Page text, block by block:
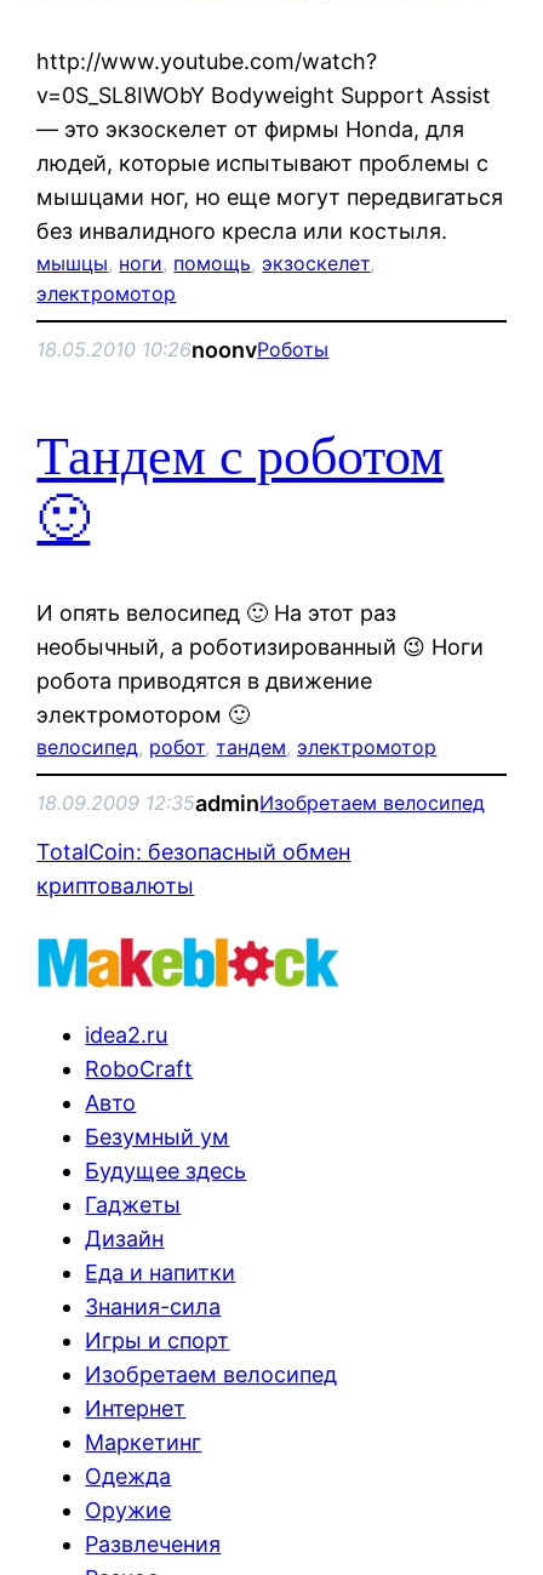
http://www.youtube.com/watch?
v=0S_SL8IWObY Bodyweight Support Assist
— это экзоскелет от фирмы Honda, для
людей, которые испытывают проблемы с
мышцами ног, но еще могут передвигаться
без инвалидного кресла или костыля.
мышцы, ноги, помощь, экзоскелет
электромотор
18.05.2010 10:26noonvРоботы
Тандем с роботом
🙂
И опять велосипед 🙂 На этот раз
необычный, а роботизированный 😉 Ноги
робота приводятся в движение
электромотором 🙂
велосипед, робот, тандем, электромотор
18.09.2009 12:35adminИзобретаем велосипед
TotalCoin: безопасный обмен
криптовалюты
idea2.ru
RoboCraft
Авто
Безумный ум
Будущее здесь
Гаджеты
Дизайн
Еда и напитки
Знания-сила
Игры и спорт
Изобретаем велосипед
Интернет
Маркетинг
Одежда
Оружие
Развлечения